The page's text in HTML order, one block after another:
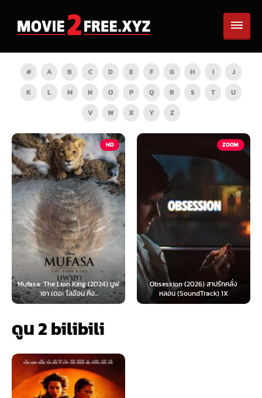
# A B C D E F G H I
J
K
L M N O P Q R S T
U
V
W X Y Z
HD
Mufasa: The Lion King (2024) มูฟ
าซา เดอะ ไลอ้อน คิง...
ZOOM
Obsession (2026) สาปรักคลั่ง
หลอน (SoundTrack) 1X
ดูน 2 bilibili